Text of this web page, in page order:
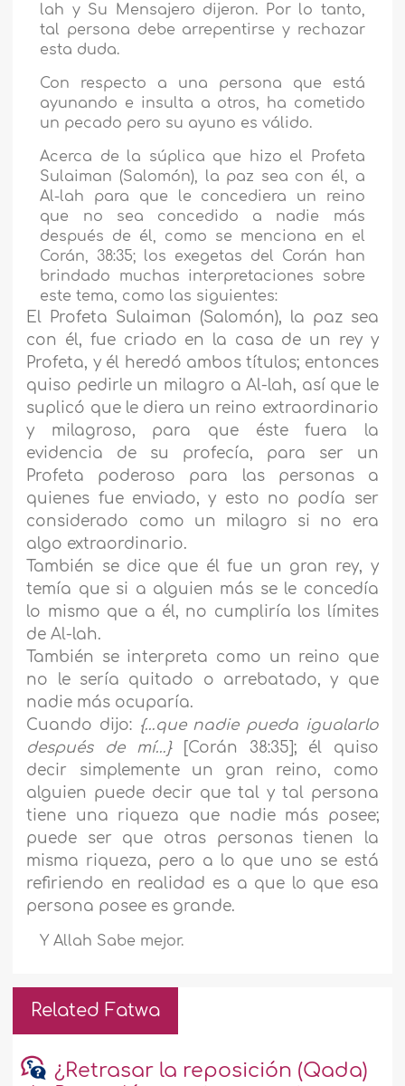
lah y Su Mensajero dijeron. Por lo tanto,
tal persona debe arrepentirse y rechazar
esta duda.
Con respecto a una persona que está
ayunando e insulta a otros, ha cometido
un pecado pero su ayuno es válido.
Acerca de la súplica que hizo el Profeta
Sulaiman (Salomón), la paz sea con él, a
Al-lah para que le concediera un reino
que no sea concedido a nadie más
después de él, como se menciona en el
Corán, 38:35; los exegetas del Corán han
brindado muchas interpretaciones sobre
este tema, como las siguientes:
El Profeta Sulaiman (Salomón), la paz sea
con él, fue criado en la casa de un rey y
Profeta, y él heredó ambos títulos; entonces
quiso pedirle un milagro a Al-lah, así que le
suplicó que le diera un reino extraordinario
y milagroso, para que éste fuera la
evidencia de su profecía, para ser un
Profeta poderoso para las personas a
quienes fue enviado, y esto no podía ser
considerado como un milagro si no era
algo extraordinario.
También se dice que él fue un gran rey, y
temía que si a alguien más se le concedía
lo mismo que a él, no cumpliría los límites
de Al-lah.
También se interpreta como un reino que
no le sería quitado o arrebatado, y que
nadie más ocuparía.
Cuando dijo: {…que nadie pueda igualarlo
después de mí…}[Corán 38:35]; él quiso
decir simplemente un gran reino, como
alguien puede decir que tal y tal persona
tiene una riqueza que nadie más posee;
puede ser que otras personas tienen la
misma riqueza, pero a lo que uno se está
refiriendo en realidad es a que lo que esa
persona posee es grande.
Y Allah Sabe mejor.
Related Fatwa
¿Retrasar la reposición (Qada)